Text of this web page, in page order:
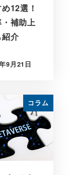
12選！
補助上
介
9月21日
コラム